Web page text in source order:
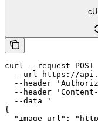
curl --request POST
--url https://
--header
--header
  --data '
{
"image_url":